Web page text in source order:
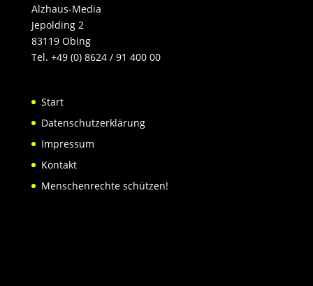
Alzhaus-Media
Jepolding 2
83119 Obing
Tel. +49 (0) 8624 / 91 400 00
Start
Datenschutzerklärung
Impressum
Kontakt
Menschenrechte schützen!